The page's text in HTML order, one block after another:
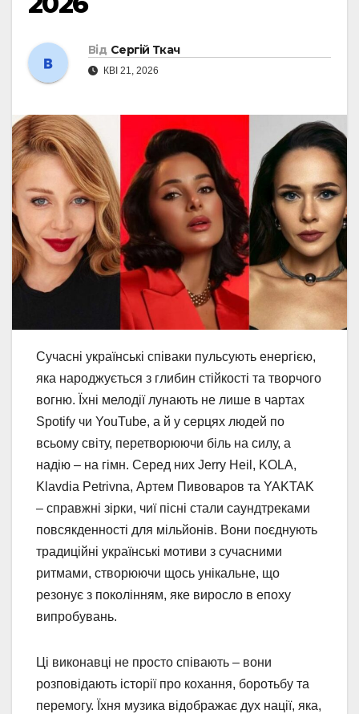
Від Сергій Ткач
КВІ 21, 2026
Сучасні українські співаки пульсують енергією,
яка народжується з глибин стійкості та творчого
вогню. Їхні мелодії лунають не лише в чартах
Spotify чи YouTube, а й у серцях людей по
всьому світу, перетворюючи біль на силу, а
надію – на гімн. Серед них Jerry Heil, KOLA,
Klavdia Petrivna, Артем Пивоваров та YAKTAK
– справжні зірки, чиї пісні стали саундтреками
повсякденності для мільйонів. Вони поєднують
традиційні українські мотиви з сучасними
ритмами, створюючи щось унікальне, що
резонує з поколінням, яке виросло в епоху
випробувань.
Ці виконавці не просто співають – вони
розповідають історії про кохання, боротьбу та
перемогу. Їхня музика відображає дух нації, яка,